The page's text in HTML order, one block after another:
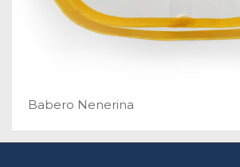
Babero Nenerina